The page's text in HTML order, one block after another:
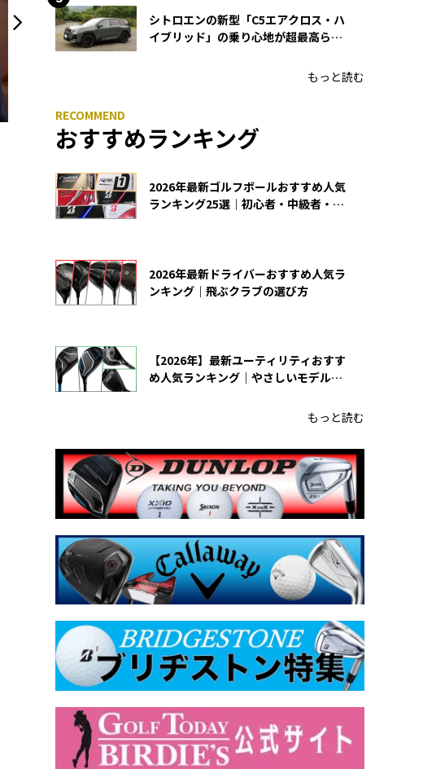
シトロエンの新型「C5エアクロス・ハ
イブリッド」の乗り心地が超最高らし
もっと読む
おすすめランキング
2026年最新ゴルフボールおすすめ人気
ランキング25選｜初心者・中級者・上
2026年最新ドライバーおすすめ人気ラ
ンキング｜飛ぶクラブの選び方
【2026年】最新ユーティリティおすす
め人気ランキング｜やさしいモデルの
もっと読む